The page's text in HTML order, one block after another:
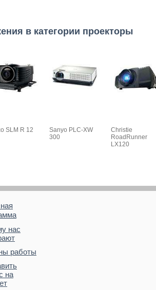
в категории проекторы
SLM R 12
Sanyo PLC-XW
300
Christie
RoadRunner
LX120
нас
работы
на